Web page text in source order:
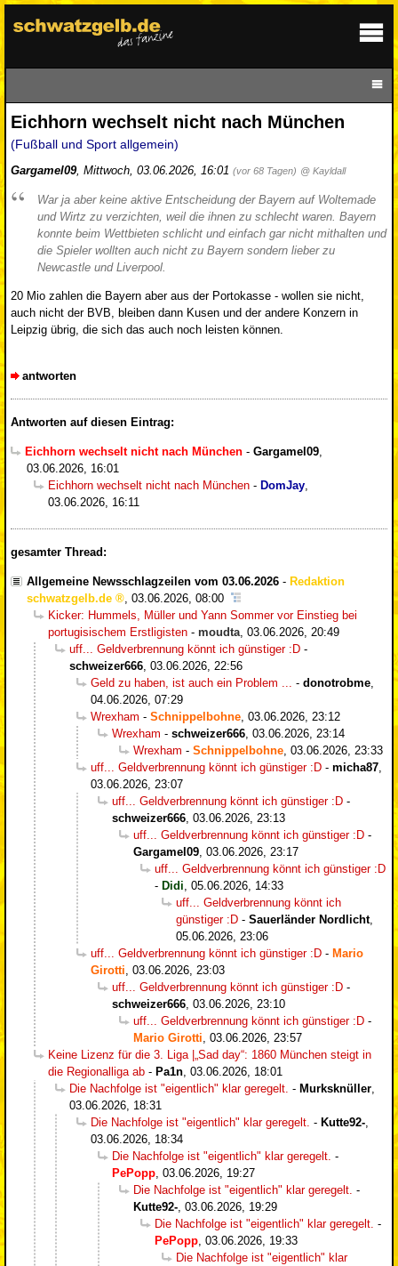
Eichhorn wechselt nicht nach München
(Fußball und Sport allgemein)
Gargamel09, Mittwoch, 03.06.2026, 16:01 (vor 68 Tagen) @ Kayldall
War ja aber keine aktive Entscheidung der Bayern auf Woltemade
und Wirtz zu verzichten, weil die ihnen zu schlecht waren. Bayern
konnte beim Wettbieten schlicht und einfach gar nicht mithalten und
die Spieler wollten auch nicht zu Bayern sondern lieber zu
Newcastle und Liverpool.
20 Mio zahlen die Bayern aber aus der Portokasse - wollen sie nicht,
auch nicht der BVB, bleiben dann Kusen und der andere Konzern in
Leipzig übrig, die sich das auch noch leisten können.
antworten
Antworten auf diesen Eintrag:
Eichhorn wechselt nicht nach München - Gargamel09,
03.06.2026, 16:01
Eichhorn wechselt nicht nach München - DomJay,
03.06.2026, 16:11
gesamter Thread:
Allgemeine Newsschlagzeilen vom 03.06.2026 - Redaktion
schwatzgelb.de
03.06.2026, 08:00
Kicker: Hummels, Müller und Yann Sommer vor Einstieg bei
portugisischem Erstligisten - moudta 03.06.2026, 20:49
uff... Geldverbrennung könnt ich günstiger :D -
schweizer666 03.06.2026, 22:56
Geld zu haben, ist auch ein Problem ...
- donotrobme
04.06.2026, 07:29
Wrexham - Schnippelbohne 03.06.2026, 23:12
Wrexham - schweizer666 03.06.2026, 23:14
Wrexham - Schnippelbohne 03.06.2026, 23:33
uff... Geldverbrennung könnt ich günstiger :D - micha87
03.06.2026, 23:07
uff... Geldverbrennung könnt ich günstiger :D -
schweizer666 03.06.2026, 23:13
uff... Geldverbrennung könnt ich günstiger :D -
Gargamel09 03.06.2026, 23:17
uff... Geldverbrennung könnt ich günstiger :D
- Didi 05.06.2026, 14:33
uff... Geldverbrennung könnt ich
günstiger :D - Sauerländer Nordlicht,
05.06.2026, 23:06
uff... Geldverbrennung könnt ich günstiger :D - Mario
Girotti 03.06.2026, 23:03
uff... Geldverbrennung könnt ich günstiger :D -
schweizer666 03.06.2026, 23:10
uff... Geldverbrennung könnt ich günstiger :D -
Mario Girotti 03.06.2026, 23:57
Keine Lizenz für die 3. Liga |„Sad day“: 1860 München steigt in
die Regionalliga ab - Pa1n 03.06.2026, 18:01
Die Nachfolge ist "eigentlich" klar geregelt. - Murksknüller
03.06.2026, 18:31
Die Nachfolge ist "eigentlich" klar geregelt. - Kutte92-
03.06.2026, 18:34
Die Nachfolge ist "eigentlich" klar geregelt. -
PePopp 03.06.2026, 19:27
Die Nachfolge ist "eigentlich" klar geregelt. -
Kutte92- 03.06.2026, 19:29
Die Nachfolge ist "eigentlich" klar geregelt. -
PePopp 03.06.2026, 19:33
Die Nachfolge ist "eigentlich" klar